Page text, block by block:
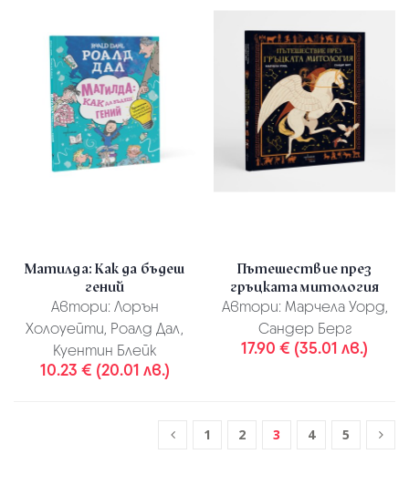
Матилда: Как да бъдеш
гений
Автори: Лорън
Холоуейти, Роалд Дал,
Куентин Блейк
10.23 € (20.01 лв.)
Пътешествие през
гръцката митология
Автори: Марчела Уорд,
Сандер Берг
17.90 € (35.01 лв.)
1 2 3 4 5